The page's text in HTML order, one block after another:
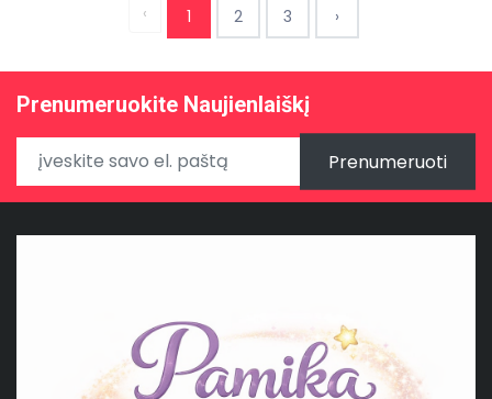
‹ 1 2 3 ›
Prenumeruokite Naujienlaiškį
Prenumeruoti